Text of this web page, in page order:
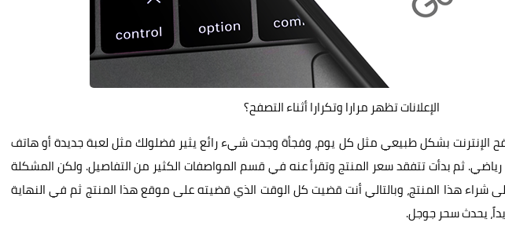
الإعلانات تظهر مرارا وتكرارا أثناء التصفح؟
بشكل طبيعي مثل كل يوم، وفجأة وجدت شيء رائع يثير فضلولك مثل لعبة جديدة أو هاتف
ثم بدأت تتفقد سعر المنتج وتقرأ عنه في قسم المواصفات الكثير من التفاصيل. ولكن المشكلة
هذا المنتج، وبالتالي أنت قضيت كل الوقت الذي قضيته على موقع هذا المنتج ثم في النهاية
يحدث سحر جوجل.